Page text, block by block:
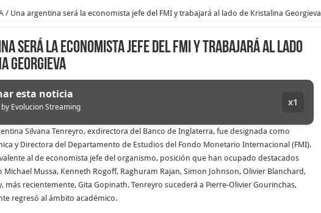
/ Una argentina será la economista jefe del FMI y trabajará al lado de Kristalina Georgieva
será la economista jefe del FMI y trabajará al lado
Georgieva
esta noticia
Evolucion Streaming x1
Silvana Tenreyro, exdirectora del Banco de Inglaterra, fue designada como
y Directora del Departamento de Estudios del Fondo Monetario Internacional (FMI).
al de economista jefe del organismo, posición que han ocupado destacados
Michael Mussa, Kenneth Rogoff, Raghuram Rajan, Simon Johnson, Olivier Blanchard,
más recientemente, Gita Gopinath. Tenreyro sucederá a Pierre-Olivier Gourinchas,
regresó al ámbito académico.